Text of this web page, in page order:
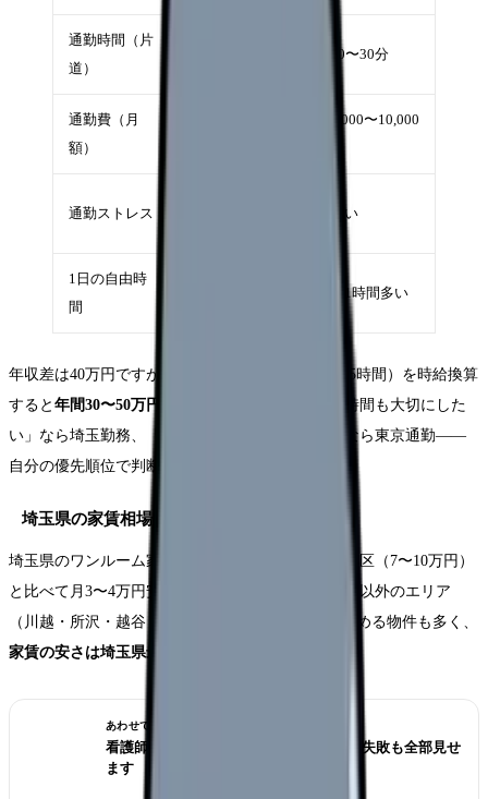
通勤時間（片
道）
20〜30分
通勤費（月
額）
5,000〜10,000
通勤ストレス 低い
1日の自由時
間
約1時間多い
年収差は40万円ですが、通勤時間の差（往復1〜1.5時間）を時給換算
すると 年間30〜50万円相当
の価値があります。「時間も大切にした
い」なら埼玉勤務、「とにかく年収を上げたい」なら東京通勤——
自分の優先順位で判断しましょう。
埼玉県の家賃相場
埼玉県のワンルーム家賃相場は
で、東京23区（7〜10万円）
と比べて月3〜4万円安くなります。特にさいたま市以外のエリア
（川越・所沢・越谷・春日部）では3.5〜5万円で住める物件も多く、
家賃の安さは埼玉県最大のメリット
あわせて読みたい
看護師転職のリアル体験談12選｜成功も失敗も全部見せ
ます